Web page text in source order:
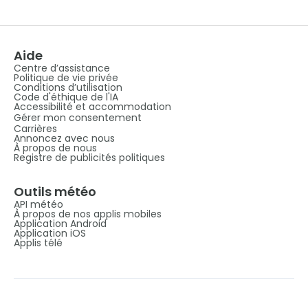
Aide
Centre d’assistance
Politique de vie privée
Conditions d’utilisation
Code d'éthique de l'IA
Accessibilité et accommodation
Gérer mon consentement
Carrières
Annoncez avec nous
À propos de nous
Registre de publicités politiques
Outils météo
API météo
À propos de nos applis mobiles
Application Android
Application iOS
Applis télé